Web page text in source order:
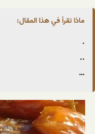
ماذا تقرأ في هذا المقال:
.
..
…